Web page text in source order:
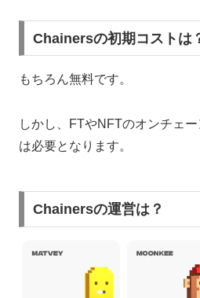
Chainersの初期コストは
もちろん無料です。
しかし、FTやNFTのオンチェ
は必要となります。
Chainersの運営は？